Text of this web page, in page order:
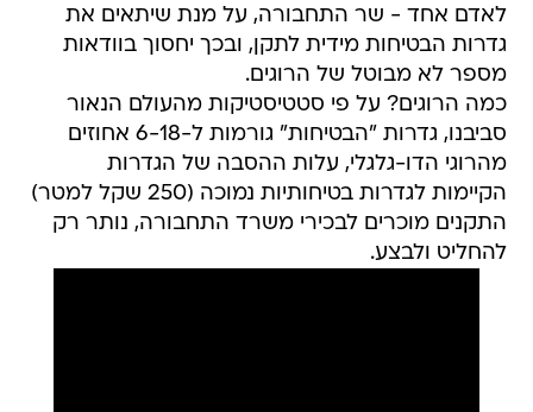
לאדם אחד - שר התחבורה, על מנת שיתאים את
גדרות הבטיחות מידית לתקן, ובכך יחסוך בוודאות
מספר לא מבוטל של הרוגים.
כמה הרוגים? על פי סטטיסטיקות מהעולם הנאור
סביבנו, גדרות "הבטיחות" גורמות ל-6-18 אחוזים
מהרוגי הדו-גלגלי, עלות ההסבה של הגדרות
הקיימות לגדרות בטיחותיות נמוכה (250 שקל למטר)
התקנים מוכרים לבכירי משרד התחבורה, נותר רק
להחליט ולבצע.